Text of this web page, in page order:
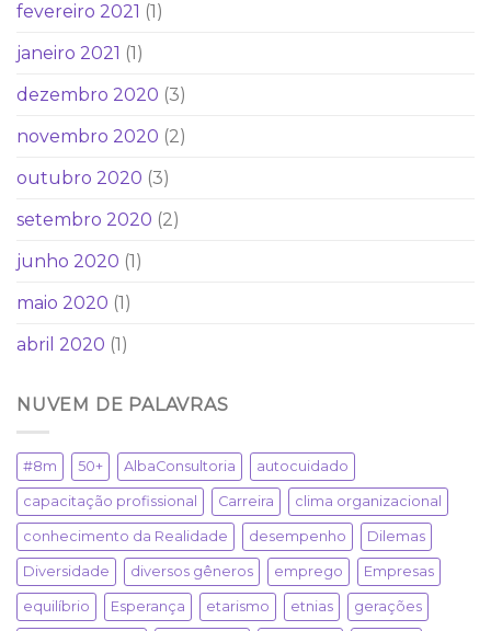
fevereiro 2021 (1)
janeiro 2021 (1)
dezembro 2020 (3)
novembro 2020 (2)
outubro 2020 (3)
setembro 2020 (2)
junho 2020 (1)
maio 2020 (1)
abril 2020 (1)
NUVEM DE PALAVRAS
#8m 50+ AlbaConsultoria autocuidado
capacitação profissional Carreira clima organizacional
conhecimento da Realidade desempenho Dilemas
Diversidade diversos gêneros emprego Empresas
equilíbrio Esperança etarismo etnias gerações